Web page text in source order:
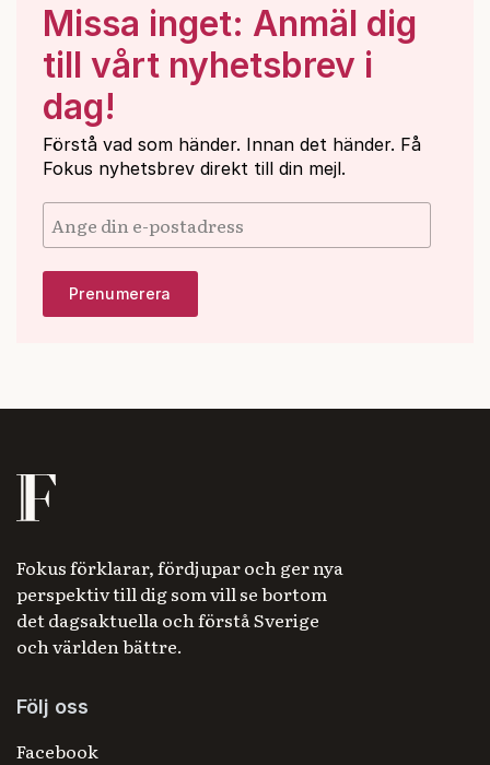
Missa inget: Anmäl dig
till vårt nyhetsbrev i
dag!
Förstå vad som händer. Innan det händer. Få
Fokus nyhetsbrev direkt till din mejl.
Fokus förklarar, fördjupar och ger nya
perspektiv till dig som vill se bortom
det dagsaktuella och förstå Sverige
och världen bättre.
Följ oss
Facebook